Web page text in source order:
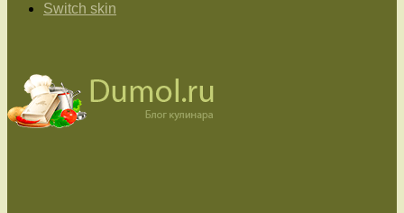
Switch skin